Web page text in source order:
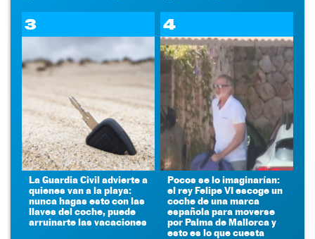
3
La Guardia Civil advierte a
quienes van a la playa:
nunca hagas esto con las
llaves del coche, puede
arruinarte las vacaciones
4
Pocos se lo imaginarían:
el rey Felipe VI escoge un
coche de una marca
española para moverse
por Palma de Mallorca y
esto es lo que cuesta